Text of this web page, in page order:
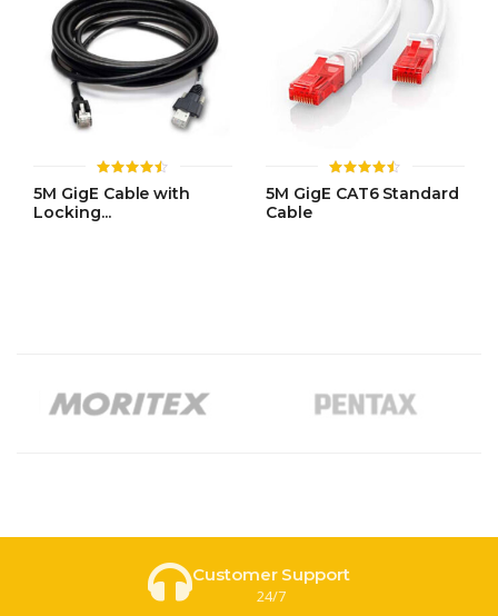
ให้
คะแนน
5M GigE Cable with
Locking...
ให้
คะแนน
5M GigE CAT6 Standard
Cable
Customer Support
24/7